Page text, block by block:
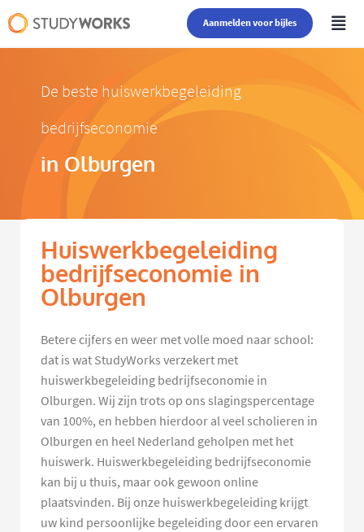
Aanmelden voor bijles
De beste huiswerkbegeleiding
bedrijfseconomie
in Olburgen
Huiswerkbegeleiding
bedrijfseconomie in
Olburgen
Betere cijfers en weer met volle moed naar school:
dat is wat StudyWorks verzekert met
huiswerkbegeleiding bedrijfseconomie in
Olburgen. Wij zijn trots op ons slagingspercentage
van 100%, en hebben hierdoor al veel scholieren in
Olburgen en heel Nederland geholpen met het
huiswerk. Huiswerkbegeleiding bedrijfseconomie
kan bij u thuis, maar ook gewoon online
plaatsvinden. Bij onze huiswerkbegeleiding krijgt
uw kind persoonlijke begeleiding door een ervaren